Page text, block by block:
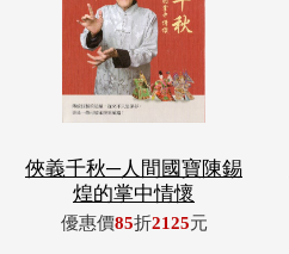
俠義千秋─人間國寶陳錫
煌的掌中情懷
優惠價85折2125元